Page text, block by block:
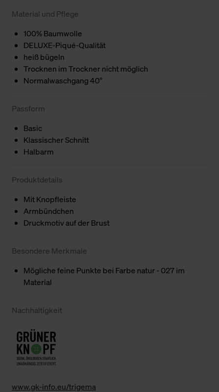
Material und Pflege
100% Baumwolle
DELUXE-Piqué-Qualität
heiß bügeln
Trocknen im Trockner nicht möglich
Normalwaschgang 40°
Passform
Basic
Klassischer Schnitt
Halbarm
Produktdetails
Mit Knopfleiste
Armbündchen
Druckmotiv auf der Brust
Besondere Merkmale
Mögliche feine Punkte bei Farbe natur - 027 im
Material
Nachhaltigkeit
www.gk-info.eu/trigema